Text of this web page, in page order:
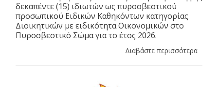
δεκαπέντε (15) ιδιωτών ως πυροσβεστικού
προσωπικού Ειδικών Καθηκόντων κατηγορίας
Διοικητικών με ειδικότητα Οικονομικών στο
Πυροσβεστικό Σώμα για το έτος 2026.
Διαβάστε περισσότερα